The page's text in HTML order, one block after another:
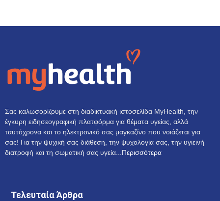
Σας καλωσορίζουμε στη διαδικτυακή ιστοσελίδα MyHealth, την
έγκυρη ειδησεογραφική πλατφόρμα για θέματα υγείας, αλλά
ταυτόχρονα και το ηλεκτρονικό σας μαγκαζίνο που νοιάζεται για
σας! Για την ψυχική σας διάθεση, την ψυχολογία σας, την υγιεινή
διατροφή και τη σωματική σας υγεία...Περισσότερα
Τελευταία Άρθρα